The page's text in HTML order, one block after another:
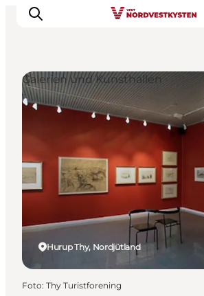
Urlaubsorte
Inspiration
Events
Unterkunft
Mach deine
Hurup Thy, Nordjütland
Galerien und Kunsthallen
Foto: Thy Turistforening